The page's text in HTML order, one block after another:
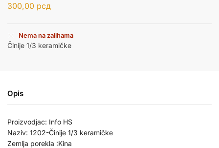
300,00 рсд
Nema na zalihama
Činije 1/3 keramičke
Opis
Proizvodjac: Info HS
Naziv: 1202-Činije 1/3 keramičke
Zemlja porekla :Kina